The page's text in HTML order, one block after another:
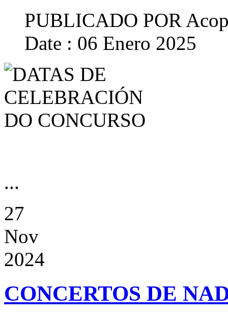
PUBLICADO POR
Date : 06 Enero 2025
...
27
Nov
2024
CONCERTOS DE